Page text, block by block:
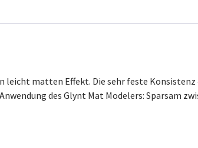
leicht matten Effekt. Die sehr feste Konsistenz
des Glynt Mat Modelers: Sparsam